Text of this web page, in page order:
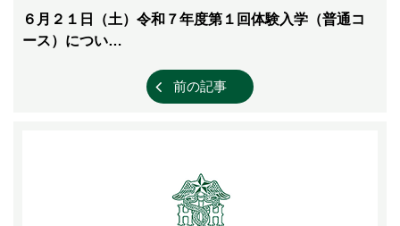
６月２１日（土）令和７年度第１回体験入学（普通コ
ース）につい…
前の記事